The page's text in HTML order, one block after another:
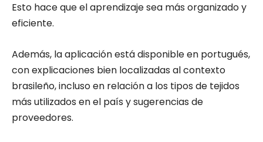
Esto hace que el aprendizaje sea más organizado y
eficiente.
Además, la aplicación está disponible en portugués,
con explicaciones bien localizadas al contexto
brasileño, incluso en relación a los tipos de tejidos
más utilizados en el país y sugerencias de
proveedores.